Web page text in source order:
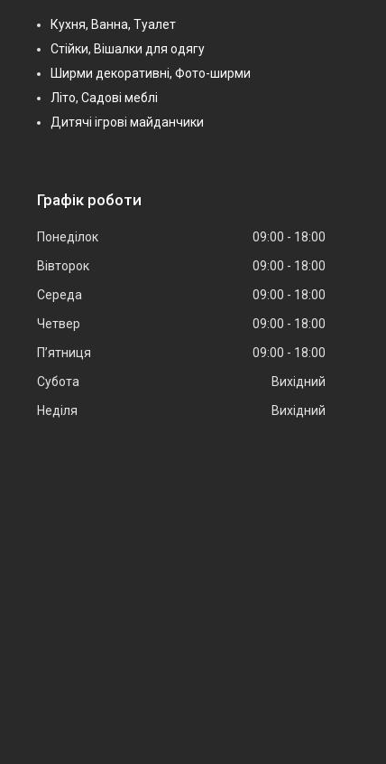
Кухня, Ванна, Туалет
Стійки, Вішалки для одягу
Ширми декоративні, Фото-ширми
Літо, Садові меблі
Дитячі ігрові майданчики
Графік роботи
Понеділок 09:00
18:00
Вівторок
09:00
18:00
Середа
09:00
18:00
Четвер
09:00
18:00
Пʼятниця
09:00
18:00
Субота
Вихідний
Неділя
Вихідний